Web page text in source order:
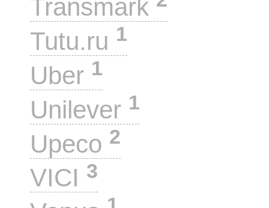
Transmark
Tutu.ru 1
Uber 1
Unilever 1
Upeco 2
VICI 3